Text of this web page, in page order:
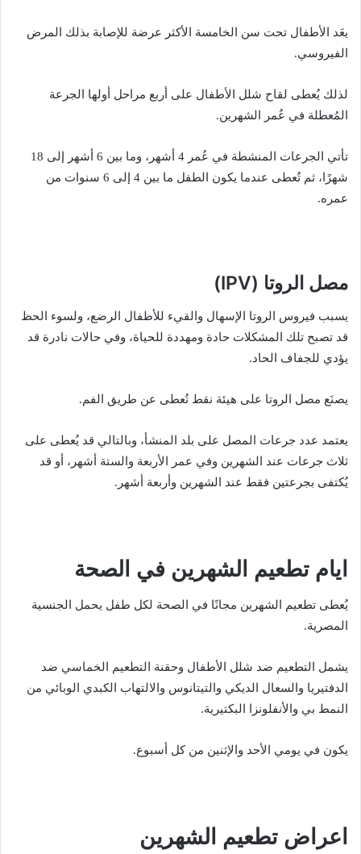
يعَد الأطفال تحت سن الخامسة الأكثر عرضة للإصابة بذلك المرض
الفيروسي.
لذلك يُعطى لقاح شلل الأطفال على أربع مراحل أولها الجرعة
المُعطلة في عُمر الشهرين.
تأتي الجرعات المنشطة في عُمر 4 أشهر، وما بين 6 أشهر إلى 18
شهرًا، ثم تُعطى عندما يكون الطفل ما بين 4 إلى 6 سنوات من
عمره.
مصل الروتا (IPV)
يسبب فيروس الروتا الإسهال والقيء للأطفال الرضع، ولسوء الحظ
قد تصبح تلك المشكلات حادة ومهددة للحياة، وفي حالات نادرة قد
يؤدي للجفاف الحاد.
يصنَع مصل الروتا على هيئة نقط تُعطى عن طريق الفم.
يعتمد عدد جرعات المصل على بلد المنشأ، وبالتالي قد يُعطى على
ثلاث جرعات عند الشهرين وفي عمر الأربعة والستة أشهر، أو قد
يُكتفى بجرعتين فقط عند الشهرين وأربعة أشهر.
ايام تطعيم الشهرين في الصحة
يُعطى تطعيم الشهرين مجانًا في الصحة لكل طفل يحمل الجنسية
المصرية.
يشمل التطعيم ضد شلل الأطفال وحقنة التطعيم الخماسي ضد
الدفتيريا والسعال الديكي والتيتانوس والالتهاب الكبدي الوبائي من
النمط بي والأنفلونزا البكتيرية.
يكون في يومي الأحد والإثنين من كل أسبوع.
اعراض تطعيم الشهرين